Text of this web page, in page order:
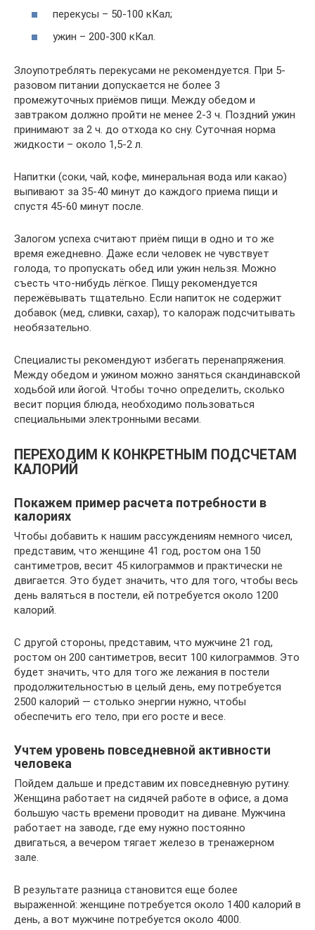
перекусы – 50-100 кКал;
ужин – 200-300 кКал.
Злоупотреблять перекусами не рекомендуется. При 5-
разовом питании допускается не более 3
промежуточных приёмов пищи. Между обедом и
завтраком должно пройти не менее 2-3 ч. Поздний ужин
принимают за 2 ч. до отхода ко сну. Суточная норма
жидкости – около 1,5-2 л.
Напитки (соки, чай, кофе, минеральная вода или какао)
выпивают за 35-40 минут до каждого приема пищи и
спустя 45-60 минут после.
Залогом успеха считают приём пищи в одно и то же
время ежедневно. Даже если человек не чувствует
голода, то пропускать обед или ужин нельзя. Можно
съесть что-нибудь лёгкое. Пищу рекомендуется
пережёвывать тщательно. Если напиток не содержит
добавок (мед, сливки, сахар), то калораж подсчитывать
необязательно.
Специалисты рекомендуют избегать перенапряжения.
Между обедом и ужином можно заняться скандинавской
ходьбой или йогой. Чтобы точно определить, сколько
весит порция блюда, необходимо пользоваться
специальными электронными весами.
ПЕРЕХОДИМ К КОНКРЕТНЫМ ПОДСЧЕТАМ
КАЛОРИЙ
Покажем пример расчета потребности в
калориях
Чтобы добавить к нашим рассуждениям немного чисел,
представим, что женщине 41 год, ростом она 150
сантиметров, весит 45 килограммов и практически не
двигается. Это будет значить, что для того, чтобы весь
день валяться в постели, ей потребуется около 1200
калорий.
С другой стороны, представим, что мужчине 21 год,
ростом он 200 сантиметров, весит 100 килограммов. Это
будет значить, что для того же лежания в постели
продолжительностью в целый день, ему потребуется
2500 калорий — столько энергии нужно, чтобы
обеспечить его тело, при его росте и весе.
Учтем уровень повседневной активности
человека
Пойдем дальше и представим их повседневную рутину.
Женщина работает на сидячей работе в офисе, а дома
большую часть времени проводит на диване. Мужчина
работает на заводе, где ему нужно постоянно
двигаться, а вечером тягает железо в тренажерном
зале.
В результате разница становится еще более
выраженной: женщине потребуется около 1400 калорий в
день, а вот мужчине потребуется около 4000.